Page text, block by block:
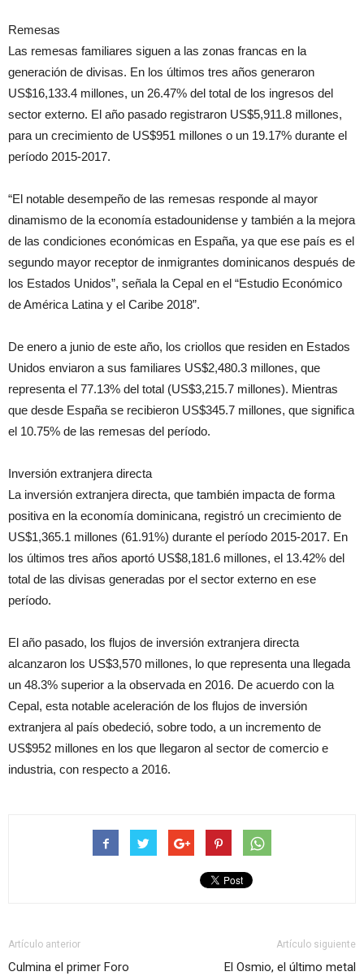
Remesas
Las remesas familiares siguen a las zonas francas en la
generación de divisas. En los últimos tres años generaron
US$16,133.4 millones, un 26.47% del total de los ingresos del
sector externo. El año pasado registraron US$5,911.8 millones,
para un crecimiento de US$951 millones o un 19.17% durante el
período 2015-2017.
“El notable desempeño de las remesas responde al mayor
dinamismo de la economía estadounidense y también a la mejora
de las condiciones económicas en España, ya que ese país es el
segundo mayor receptor de inmigrantes dominicanos después de
los Estados Unidos”, señala la Cepal en el “Estudio Económico
de América Latina y el Caribe 2018”.
De enero a junio de este año, los criollos que residen en Estados
Unidos enviaron a sus familiares US$2,480.3 millones, que
representa el 77.13% del total (US$3,215.7 millones). Mientras
que desde España se recibieron US$345.7 millones, que significa
el 10.75% de las remesas del período.
Inversión extranjera directa
La inversión extranjera directa, que también impacta de forma
positiva en la economía dominicana, registró un crecimiento de
US$1,365.1 millones (61.91%) durante el período 2015-2017. En
los últimos tres años aportó US$8,181.6 millones, el 13.42% del
total de las divisas generadas por el sector externo en ese
período.
El año pasado, los flujos de inversión extranjera directa
alcanzaron los US$3,570 millones, lo que representa una llegada
un 48.3% superior a la observada en 2016. De acuerdo con la
Cepal, esta notable aceleración de los flujos de inversión
extranjera al país obedeció, sobre todo, a un incremento de
US$952 millones en los que llegaron al sector de comercio e
industria, con respecto a 2016.
Artículo anterior
Culmina el primer Foro
Artículo siguiente
El Osmio, el último metal